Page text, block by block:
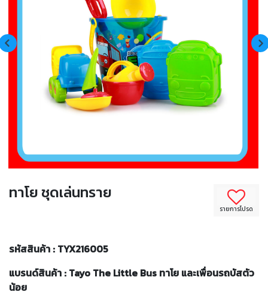
รายการโปรด
ทาโย ชุดเล่นทราย
รหัสสินค้า : TYX216005
แบรนด์สินค้า : Tayo The Little Bus ทาโย และเพื่อนรถบัสตัว
น้อย